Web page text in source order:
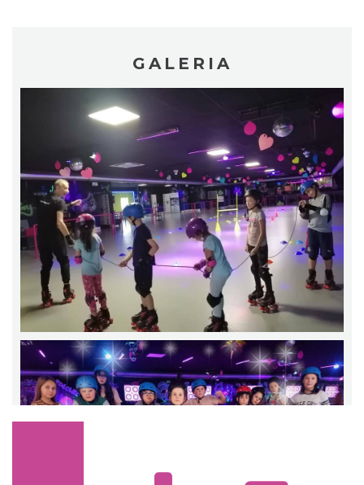
GALERIA